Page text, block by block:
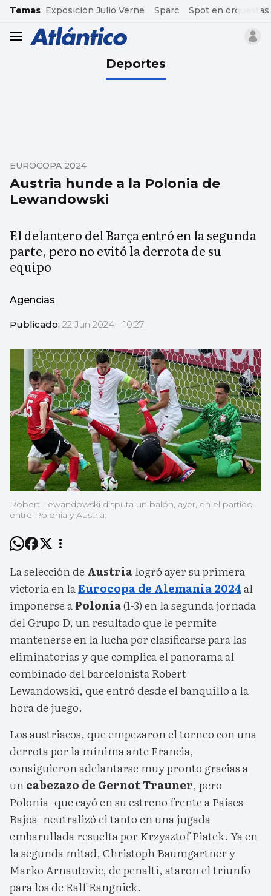
common.go-to-content
Temas Exposición Julio Verne Sparc Spot en orquestas
header.menu.open
Deportes
Austria hunde a la Polonia de
Lewandowski
EUROCOPA 2024
El delantero del Barça entró en la segunda
parte, pero no evitó la derrota de su
equipo
Agencias
Publicado: 22 Jun 2024 - 10:27
Robert Lewandowski disputa un balón, ayer, en el partido
entre Polonia y Austria.
La selección de Austrialogró ayer su primera
victoria en laEurocopa de Alemania 2024al
imponerse aPolonia(1-3) en la segunda jornada
del Grupo D, un resultado que le permite
mantenerse en la lucha por clasificarse para las
eliminatorias y que complica el panorama al
combinado del barcelonista Robert
Lewandowski, que entró desde el banquillo a la
hora de juego.
Los austriacos, que empezaron el torneo con una
derrota por la mínima ante Francia,
consiguieron adelantarse muy pronto gracias a
uncabezazo de Gernot Trauner, pero
Polonia -que cayó en su estreno frente a Países
Bajos- neutralizó el tanto en una jugada
embarullada resuelta por Krzysztof Piatek. Ya en
la segunda mitad, Christoph Baumgartner y
Marko Arnautovic, de penalti, ataron el triunfo
para los de Ralf Rangnick.